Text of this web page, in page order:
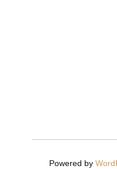
Powered by